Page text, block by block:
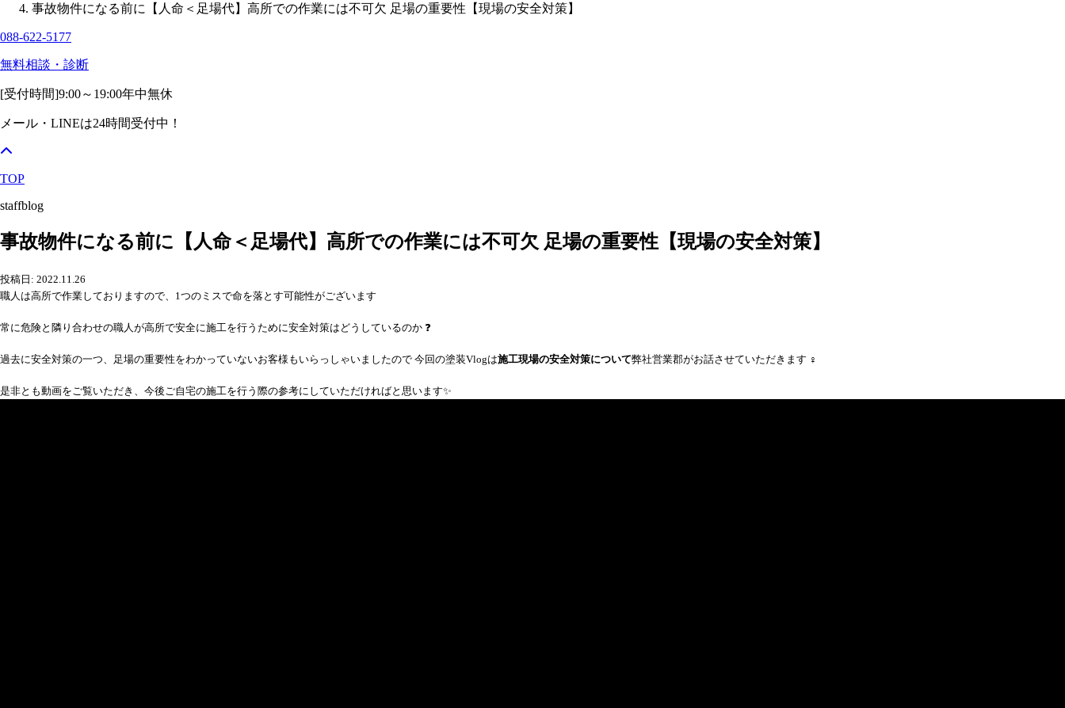
事故物件になる前に【人命＜足場代】高所での作業には不可欠 足場の重要性【現場の安全対策】
088-622-5177
無料相談・診断
[受付時間]9:00～19:00年中無休
メール・LINEは24時間受付中！
TOP
staffblog
事故物件になる前に【人命＜足場代】高所での作業には不可欠 足場の重要性【現場の安全対策】
投稿日: 2022.11.26
職人は高所で作業しておりますので、1つのミスで命を落とす可能性がございます
常に危険と隣り合わせの職人が高所で安全に施工を行うために安全対策はどうしているのか ❓
過去に安全対策の一つ、足場の重要性をわかっていないお客様もいらっしゃいましたので 今回の塗装Vlogは施工現場の安全対策について弊社営業郡がお話させていただきます ‍♀️
是非とも動画をご覧いただき、今後ご自宅の施工を行う際の参考にしていただければと思います✨